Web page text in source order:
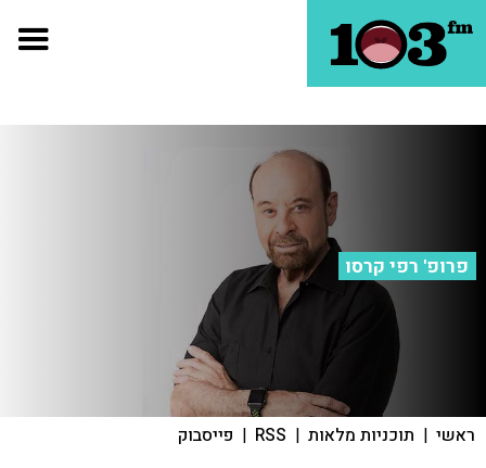
פרופ' רפי קרסו
ראשי | תוכניות מלאות |
RSS
| פייסבוק